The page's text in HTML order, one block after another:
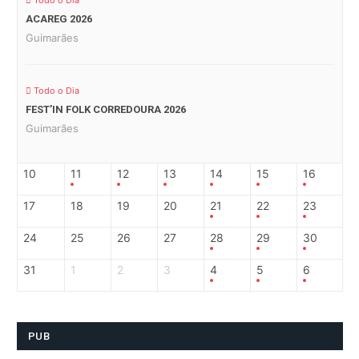
ACAREG 2026
Guimarães
Todo o Dia
FEST’IN FOLK CORREDOURA 2026
Guimarães
10 11 12 13 14 15 16
17 18 19 20 21 22 23
24 25 26 27 28 29 30
31 1 2 3 4 5 6
PUB